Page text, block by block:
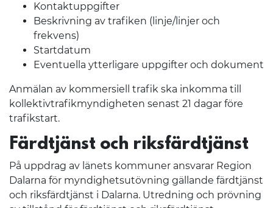
Kontaktuppgifter
Beskrivning av trafiken (linje/linjer och
frekvens)
Startdatum
Eventuella ytterligare uppgifter och dokument
Anmälan av kommersiell trafik ska inkomma till
kollektivtrafikmyndigheten senast 21 dagar före
trafikstart.
Färdtjänst och riksfärdtjänst
På uppdrag av länets kommuner ansvarar Region
Dalarna för myndighetsutövning gällande färdtjänst
och riksfärdtjänst i Dalarna. Utredning och prövning